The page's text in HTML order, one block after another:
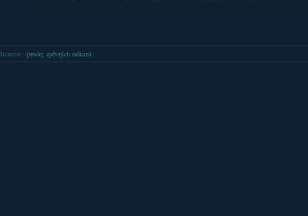
Inzerce: (prodej zpětných odkazů )